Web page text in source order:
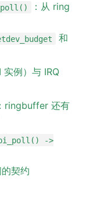
：从 ring
和
实例）与 IRQ
ringbuffer 还有
->
契约